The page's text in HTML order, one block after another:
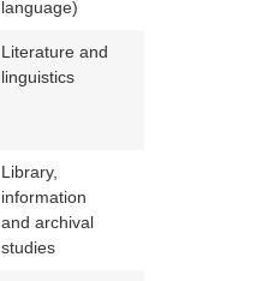
language)
Literature and
linguistics
Library,
information
and archival
studies